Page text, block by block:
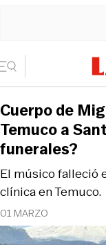
01 MARZO
El músico falleció
clínica en Temuco.
Cuerpo de
Temuco a
funerales?